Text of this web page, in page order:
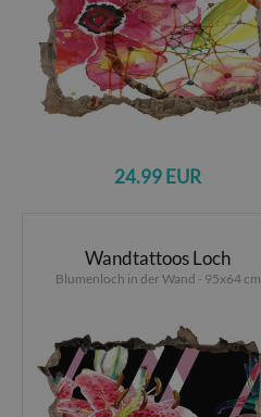
24.99 EUR
Wandtattoos Loch
Blumenloch in der Wand - 95x64 cm